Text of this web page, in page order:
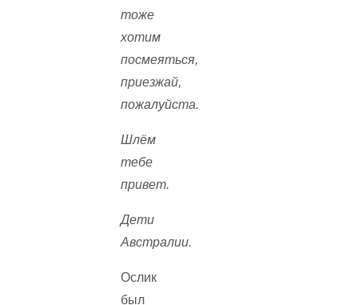
тоже
хотим
посмеяться,
приезжай,
пожалуйста.
Шлём
тебе
привет.
Дети
Австралии.
Ослик
был